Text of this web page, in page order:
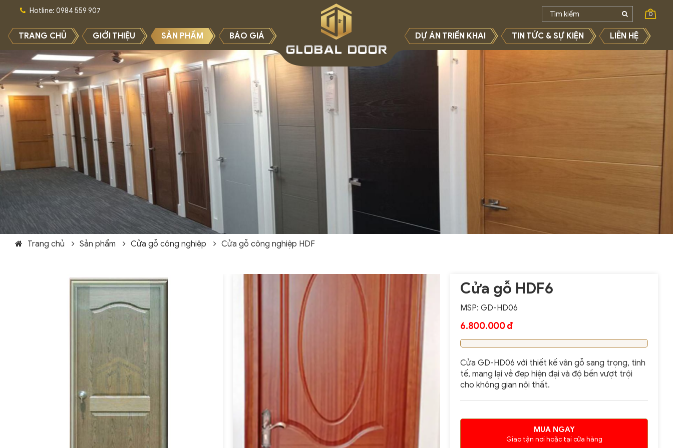
Hotline: 0984 559 907 0
TRANG CHỦ GIỚI THIỆU SẢN PHẨM BÁO GIÁ DỰ ÁN TRIỂN KHAI TIN TỨC & SỰ KIỆN LIÊN HỆ
Trang chủ Sản phẩm Cửa gỗ công nghiệp Cửa gỗ công nghiệp HDF
Cửa gỗ HDF6
MSP: GD-HD06
6.800.000 đ
Cửa GD-HD06 với thiết kế vân gỗ sang trọng, tinh
tế, mang lại vẻ đẹp hiện đại và độ bền vượt trội
cho không gian nội thất.
MUA NGAY
Giao tận nơi hoặc tại cửa hàng